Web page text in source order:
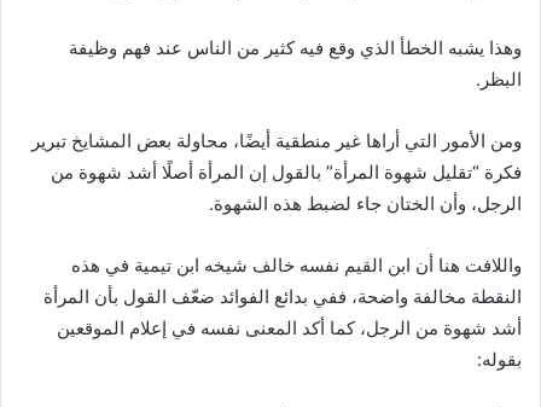
وهذا يشبه الخطأ الذي وقع فيه كثير من الناس عند فهم وظيفة
البظر.
ومن الأمور التي أراها غير منطقية أيضًا، محاولة بعض المشايخ تبرير
فكرة “تقليل شهوة المرأة” بالقول إن المرأة أصلًا أشد شهوة من
الرجل، وأن الختان جاء لضبط هذه الشهوة.
واللافت هنا أن ابن القيم نفسه خالف شيخه ابن تيمية في هذه
النقطة مخالفة واضحة، ففي بدائع الفوائد ضعّف القول بأن المرأة
أشد شهوة من الرجل، كما أكد المعنى نفسه في إعلام الموقعين
بقوله: